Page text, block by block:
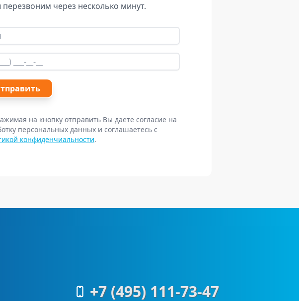
через несколько минут.
на кнопку отправить Вы даете согласие на
персональных данных и соглашаетесь с
конфиденчиальности.
+7 (495) 111-73-47